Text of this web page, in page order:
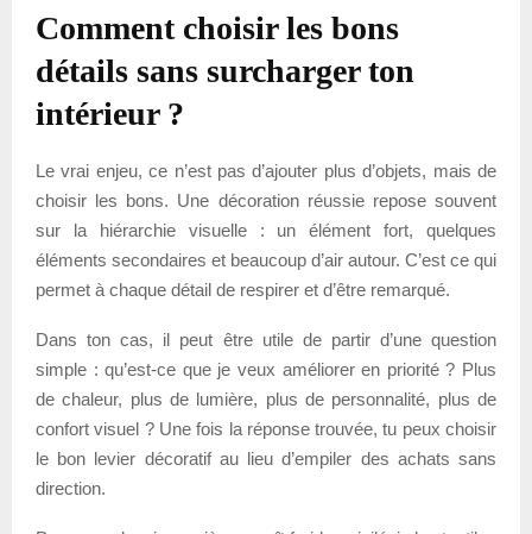
Comment choisir les bons
détails sans surcharger ton
intérieur ?
Le vrai enjeu, ce n’est pas d’ajouter plus d’objets, mais de
choisir les bons. Une décoration réussie repose souvent
sur la hiérarchie visuelle : un élément fort, quelques
éléments secondaires et beaucoup d’air autour. C’est ce qui
permet à chaque détail de respirer et d’être remarqué.
Dans ton cas, il peut être utile de partir d’une question
simple : qu’est-ce que je veux améliorer en priorité ? Plus
de chaleur, plus de lumière, plus de personnalité, plus de
confort visuel ? Une fois la réponse trouvée, tu peux choisir
le bon levier décoratif au lieu d’empiler des achats sans
direction.